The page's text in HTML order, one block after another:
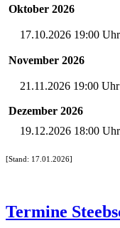
Oktober 2026
17.10.2026 19:00 Uhr
November 2026
21.11.2026 19:00 Uhr
Dezember 2026
19.12.2026 18:00 Uhr
[Stand: 17.01.2026]
Termine